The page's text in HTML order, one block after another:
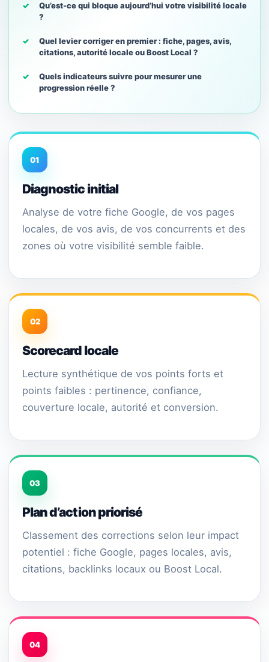
Qu’est-ce qui bloque aujourd’hui votre visibilité locale
?
Quel levier corriger en premier : fiche, pages, avis,
citations, autorité locale ou Boost Local ?
Quels indicateurs suivre pour mesurer une
progression réelle ?
01
Diagnostic initial
Analyse de votre fiche Google, de vos pages
locales, de vos avis, de vos concurrents et des
zones où votre visibilité semble faible.
02
Scorecard locale
Lecture synthétique de vos points forts et
points faibles : pertinence, confiance,
couverture locale, autorité et conversion.
03
Plan d’action priorisé
Classement des corrections selon leur impact
potentiel : fiche Google, pages locales, avis,
citations, backlinks locaux ou Boost Local.
04